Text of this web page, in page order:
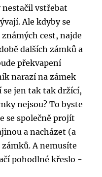
nestačil vstřebat
Ale kdyby se
cest, najde
dalších zámků a
překvapení
narazí na zámek
jen tak tak držící,
nejsou? To byste
se společně projít
a nacházet (a
A nemusíte
pohodlné křeslo -